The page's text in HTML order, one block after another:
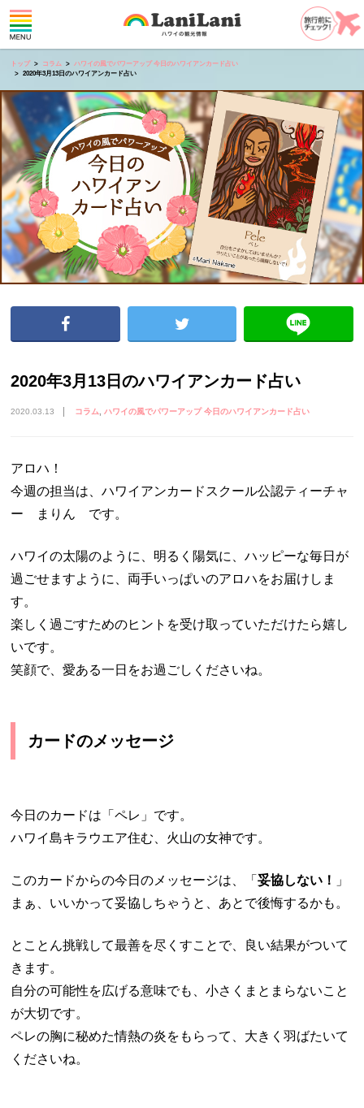
トップ コラム
ハワイの風でパワーアップ 今日のハワイアンカード占い
2020年3月13日のハワイアンカード占い
2020年3月13日のハワイアンカード占い
2020.03.13 コラム ハワイの風でパワーアップ 今日のハワイアンカード占い
アロハ！
今週の担当は、ハワイアンカードスクール公認ティーチャ
ー まりん です。
ハワイの太陽のように、明るく陽気に、ハッピーな毎日が
過ごせますように、両手いっぱいのアロハをお届けしま
す。
楽しく過ごすためのヒントを受け取っていただけたら嬉し
いです。
笑顔で、愛ある一日をお過ごしくださいね。
カードのメッセージ
今日のカードは「ペレ」です。
ハワイ島キラウエア住む、火山の女神です。
このカードからの今日のメッセージは、「妥協しない！
」
まぁ、いいかって妥協しちゃうと、あとで後悔するかも。
とことん挑戦して最善を尽くすことで、良い結果がついて
きます。
自分の可能性を広げる意味でも、小さくまとまらないこと
が大切です。
ペレの胸に秘めた情熱の炎をもらって、大きく羽ばたいて
くださいね。